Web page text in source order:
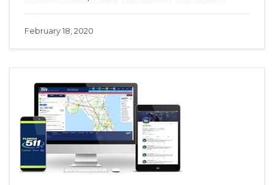
February 18, 2020